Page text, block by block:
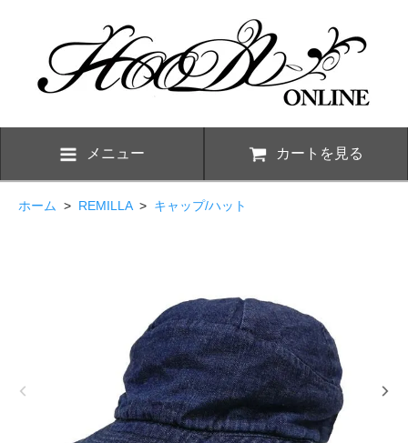
メニュー カートを見る
ホーム > REMILLA> キャップ/ハット